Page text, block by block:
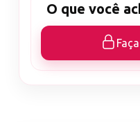
O que você